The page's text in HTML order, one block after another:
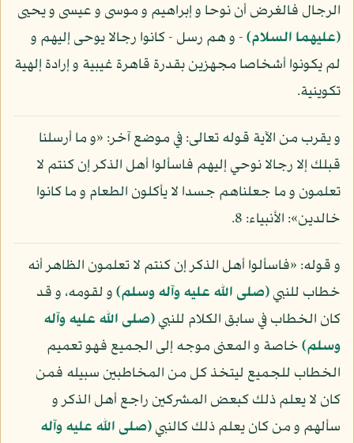
الرجال فالغرض أن نوحا و إبراهيم و موسى و عيسى و يحيى
(عليهما السلام)- و هم رسل - كانوا رجالا يوحى إليهم و
لم يكونوا أشخاصا مجهزين بقدرة قاهرة غيبية و إرادة إلهية
تكوينية.
و يقرب من الآية قوله تعالى: في موضع آخر: «و ما أرسلنا
قبلك إلا رجالا نوحي إليهم فاسألوا أهل الذكر إن كنتم لا
تعلمون و ما جعلناهم جسدا لا يأكلون الطعام و ما كانوا
خالدين»: الأنبياء: 8.
و قوله: «فاسألوا أهل الذكر إن كنتم لا تعلمون الظاهر أنه
خطاب للنبي(صلى الله عليه وآله وسلم)و لقومه، و قد
كان الخطاب في سابق الكلام للنبي(صلى الله عليه وآله
وسلم)خاصة و المعنى موجه إلى الجميع فهو تعميم
الخطاب للجميع ليتخذ كل من المخاطبين سبيله فمن
كان لا يعلم ذلك كبعض المشركين راجع أهل الذكر و
سألهم و من كان يعلم ذلك كالنبي(صلى الله عليه وآله